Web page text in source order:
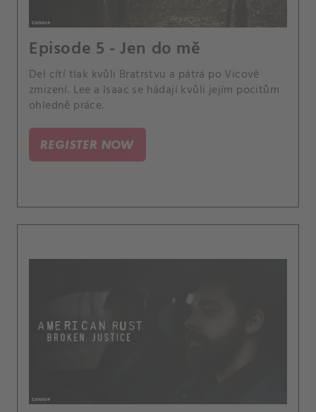
Episode 5 - Jen do mě
Del cítí tlak kvůli Bratrstvu a pátrá po Vicově
zmizení. Lee a Isaac se hádají kvůli jejím pocitům
ohledně práce.
REGISTER NOW